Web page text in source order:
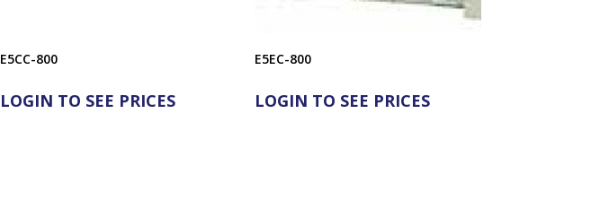
E5CC-800
LOGIN TO SEE PRICES
E5EC-800
LOGIN TO SEE PRICES